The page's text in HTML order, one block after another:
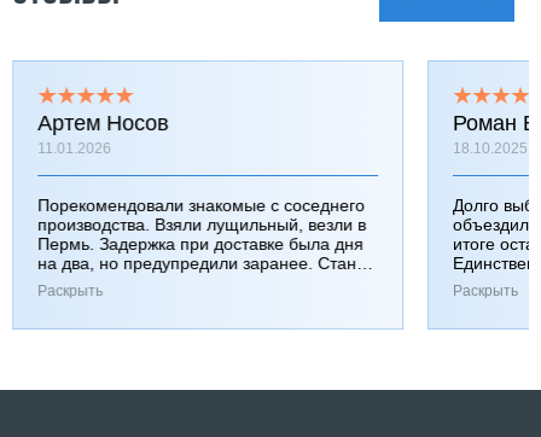
Артем Носов
11.01.2026
Порекомендовали знакомые с соседнего
производства. Взяли лущильный, везли в
Пермь. Задержка при доставке была дня
на два, но предупредили заранее. Станок
работает хорошо, к качеству вопросов нет.
Раскрыть
Роман
18.10.2025
Долго
итоге
Раскрыть